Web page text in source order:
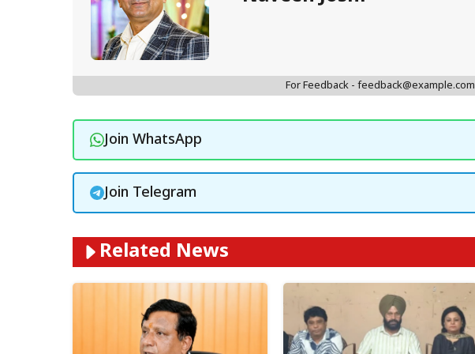
For Feedback - feedback@example.com
Join WhatsApp
Join Telegram
Related News